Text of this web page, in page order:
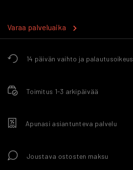
14 päivän vaihto ja palautusoikeus
Toimitus 1-3 arkipäivää
Apunasi asiantunteva palvelu
Joustava ostosten maksu
Varaa palveluaika